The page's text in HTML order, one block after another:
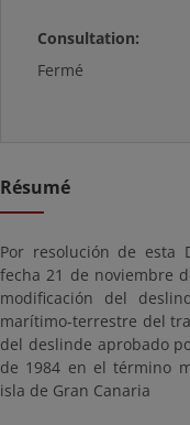
Consultation:
Fermé
Résumé
Por resolución de esta
fecha 21 de noviembre
modificación del
marítimo-terrestre del
del deslinde aprobado
de 1984 en el término
isla de Gran Canaria